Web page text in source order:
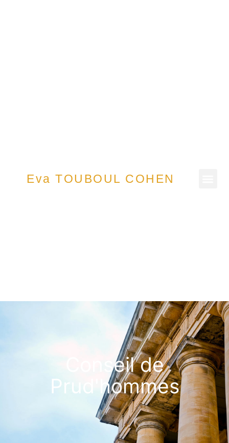
Eva TOUBOUL COHEN
Conseil de
Prud'hommes